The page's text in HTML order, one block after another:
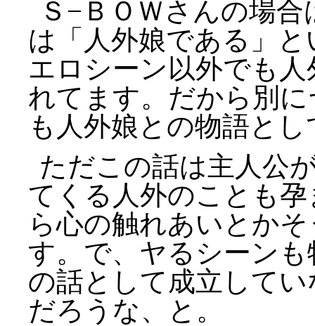
Ｓ−ＢＯＷさんの場
は「人外娘である」
エロシーン以外でも
れてます。だから別
も人外娘との物語と
ただこの話は主人公
てくる人外のことも
ら心の触れあいとか
す。で、ヤるシーン
の話として成立してい
だろうな、と。